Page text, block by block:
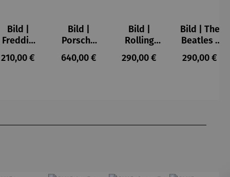
Bild |
Freddie
-
Regulärer Preis:
210,00 €
Bild |
Porsche
911 (2023)
– Holger
Regulärer Preis:
640,00 €
Bild |
Rolling
Stones -
Wortmale
Regulärer Preis:
290,00 €
Bild | The
Beatles -
Wortmale
rei SAXA
Regulärer
290,00 €